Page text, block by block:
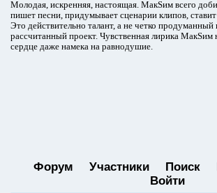
Молодая, искренняя, настоящая. МакSим всего
пишет песни, придумывает сценарии клипов,
Это действительно талант, а не четко продуманный
рассчитанный проект. Чувственная лирика МакSим
сердце даже намека на равнодушие.
Форум Участники Поиск
Войти